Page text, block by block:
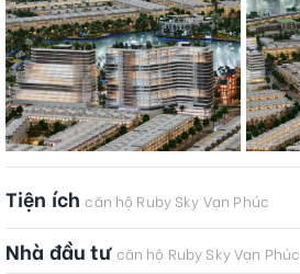
Tiện íchcăn hộ Ruby Sky Vạn Phúc
Nhà đầu tư căn hộ Ruby Sky Vạn Phúc